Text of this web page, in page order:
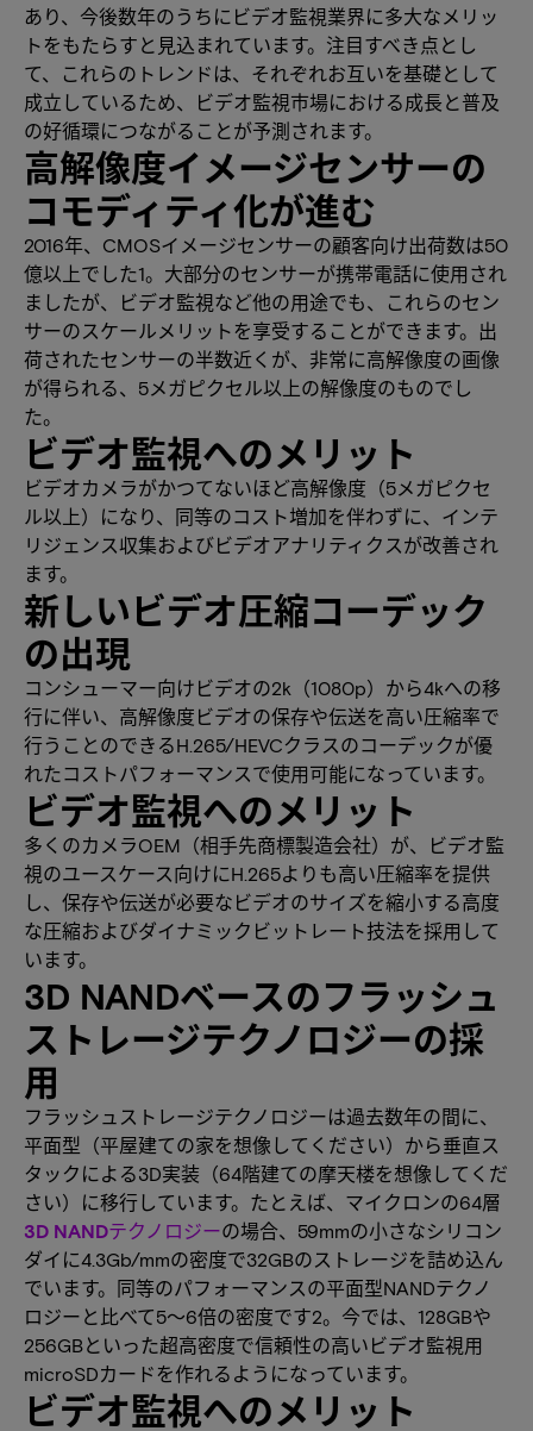
あり、今後数年のうちにビデオ監視業界に多大なメリッ
トをもたらすと見込まれています。注目すべき点とし
て、これらのトレンドは、それぞれお互いを基礎として
成立しているため、ビデオ監視市場における成長と普及
の好循環につながることが予測されます。
高解像度イメージセンサーの
コモディティ化が進む
2016年、CMOSイメージセンサーの顧客向け出荷数は50
億以上でした1。大部分のセンサーが携帯電話に使用され
ましたが、ビデオ監視など他の用途でも、これらのセン
サーのスケールメリットを享受することができます。出
荷されたセンサーの半数近くが、非常に高解像度の画像
が得られる、5メガピクセル以上の解像度のものでし
た。
ビデオ監視へのメリット
ビデオカメラがかつてないほど高解像度（5メガピクセ
ル以上）になり、同等のコスト増加を伴わずに、インテ
リジェンス収集およびビデオアナリティクスが改善され
ます。
新しいビデオ圧縮コーデック
の出現
コンシューマー向けビデオの2k（1080p）から4kへの移
行に伴い、高解像度ビデオの保存や伝送を高い圧縮率で
行うことのできるH.265/HEVCクラスのコーデックが優
れたコストパフォーマンスで使用可能になっています。
ビデオ監視へのメリット
多くのカメラOEM（相手先商標製造会社）が、ビデオ監
視のユースケース向けにH.265よりも高い圧縮率を提供
し、保存や伝送が必要なビデオのサイズを縮小する高度
な圧縮およびダイナミックビットレート技法を採用して
います。
3D NANDベースのフラッシュ
ストレージテクノロジーの採
用
フラッシュストレージテクノロジーは過去数年の間に、
平面型（平屋建ての家を想像してください）から垂直ス
タックによる3D実装（64階建ての摩天楼を想像してくだ
さい）に移行しています。たとえば、マイクロンの64層
3D NANDテクノロジーの場合、59mmの小さなシリコン
ダイに4.3Gb/mmの密度で32GBのストレージを詰め込ん
でいます。同等のパフォーマンスの平面型NANDテクノ
ロジーと比べて5～6倍の密度です2。今では、128GBや
256GBといった超高密度で信頼性の高いビデオ監視用
microSDカードを作れるようになっています。
ビデオ監視へのメリット